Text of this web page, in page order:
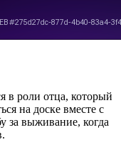
в роли отца, который
на доске вместе с
за выживание, когда